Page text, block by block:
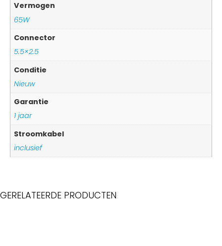
Vermogen
65W
Connector
5.5×2.5
Conditie
Nieuw
Garantie
1 jaar
Stroomkabel
inclusief
GERELATEERDE PRODUCTEN